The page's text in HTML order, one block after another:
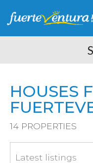
HOUSES
14 PROPERTIES
Latest listings